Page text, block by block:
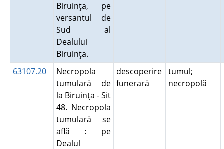
Biruinţa, pe
versantul de
Sud al
Dealului
Biruinţa.
63107.20
Necropola
tumulară de
la Biruinţa - Sit
48. Necropola
tumulară se
află : pe
Dealul
descoperire
funerară
tumul;
necropolă